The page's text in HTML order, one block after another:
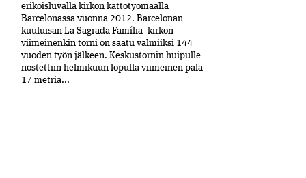
erikoisluvalla kirkon kattotyömaalla
Barcelonassa vuonna 2012. Barcelonan
kuuluisan La Sagrada Família -kirkon
viimeinenkin torni on saatu valmiiksi­ 144
vuoden työn jälkeen. Keskustornin huipulle
nostettiin helmikuun lopulla viimeinen pala
17 metriä...